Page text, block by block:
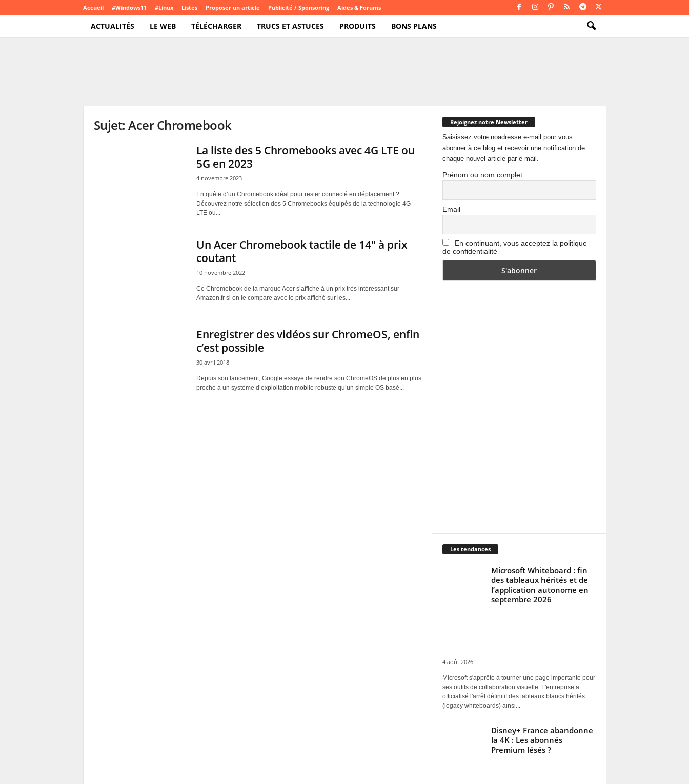
Accueil #Windows11 #Linux Listes Proposer un article Publicité / Sponsoring Aides & Forums
ACTUALITÉS LE WEB TÉLÉCHARGER TRUCS ET ASTUCES PRODUITS BONS PLANS
Sujet: Acer Chromebook
La liste des 5 Chromebooks avec 4G LTE ou
5G en 2023
4 novembre 2023
En quête d’un Chromebook idéal pour rester connecté en déplacement ?
Découvrez notre sélection des 5 Chromebooks équipés de la technologie 4G
LTE ou...
Un Acer Chromebook tactile de 14″ à prix
coutant
10 novembre 2022
Ce Chromebook de la marque Acer s’affiche à un prix très intéressant sur
Amazon.fr si on le compare avec le prix affiché sur les...
Enregistrer des vidéos sur ChromeOS, enfin
c’est possible
30 avril 2018
Depuis son lancement, Google essaye de rendre son ChromeOS de plus en plus
proche à un système d’exploitation mobile robuste qu’un simple OS basé...
Rejoignez notre Newsletter
Saisissez votre noadresse e-mail pour vous
abonner à ce blog et recevoir une notification de
chaque nouvel article par e-mail.
Prénom ou nom complet
Email
En continuant, vous acceptez la politique
de confidentialité
Les tendances
Microsoft Whiteboard : fin
des tableaux hérités et de
l’application autonome en
septembre 2026
4 août 2026
Microsoft s'apprête à tourner une page importante pour
ses outils de collaboration visuelle. L'entreprise a
officialisé l'arrêt définitif des tableaux blancs hérités
(legacy whiteboards) ainsi...
Disney+ France abandonne
la 4K : Les abonnés
Premium lésés ?